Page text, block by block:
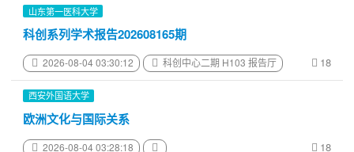
山东第一医科大学
科创系列学术报告202608165期
2026-08-04 03:30:12 科创中心二期 H103 报告厅 18
西安外国语大学
欧洲文化与国际关系
2026-08-04 03:28:18 18